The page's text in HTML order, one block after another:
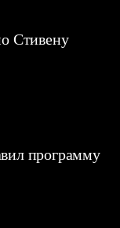
Стивену
программу